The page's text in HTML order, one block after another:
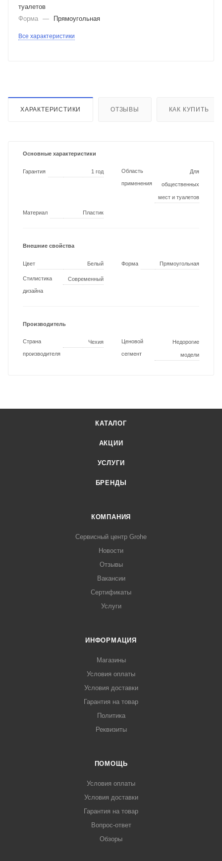
туалетов
Форма — Прямоугольная
Все характеристики
ХАРАКТЕРИСТИКИ ОТЗЫВЫ КАК КУПИТЬ
Основные характеристики
Гарантия 1 год Область
применения
Для
общественных
мест и туалетов
Материал Пластик
Внешние свойства
Цвет Белый Форма Прямоугольная
Стилистика
дизайна
Современный
Производитель
Страна
производителя
Чехия Ценовой
сегмент
Недорогие
модели
КАТАЛОГ
АКЦИИ
УСЛУГИ
БРЕНДЫ
КОМПАНИЯ
Сервисный центр Grohe
Новости
Отзывы
Вакансии
Сертификаты
Услуги
ИНФОРМАЦИЯ
Магазины
Условия оплаты
Условия доставки
Гарантия на товар
Политика
Реквизиты
ПОМОЩЬ
Условия оплаты
Условия доставки
Гарантия на товар
Вопрос-ответ
Обзоры